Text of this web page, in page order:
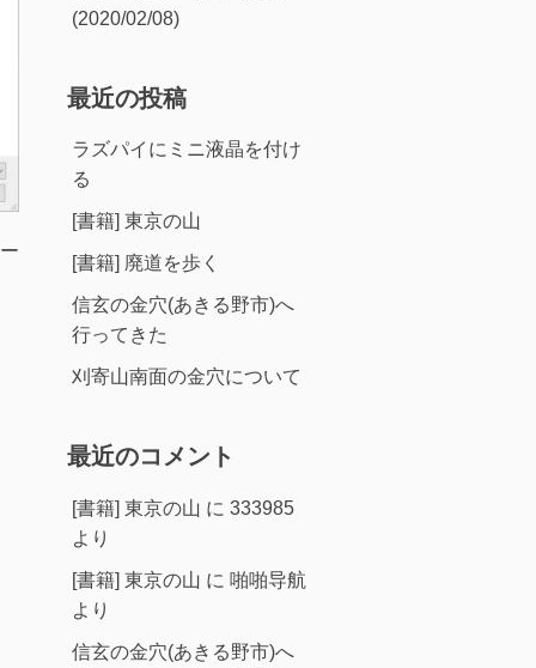
(2020/02/08)
最近の投稿
ラズパイにミニ液晶を付け
る
[書籍] 東京の山
[書籍] 廃道を歩く
信玄の金穴(あきる野市)へ
行ってきた
刈寄山南面の金穴について
最近のコメント
[書籍] 東京の山 に 333985
より
[書籍] 東京の山 に 啪啪导航
より
信玄の金穴(あきる野市)へ